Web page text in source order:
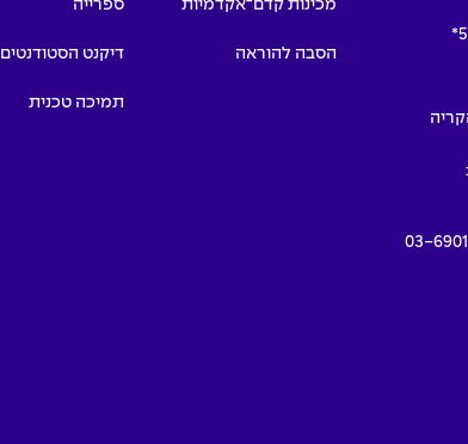
55, הקריה
03-
מכינות קדם־אקדמיות
הסבה להוראה
ספרייה
דיקנט הסטודנטים
תמיכה טכנית